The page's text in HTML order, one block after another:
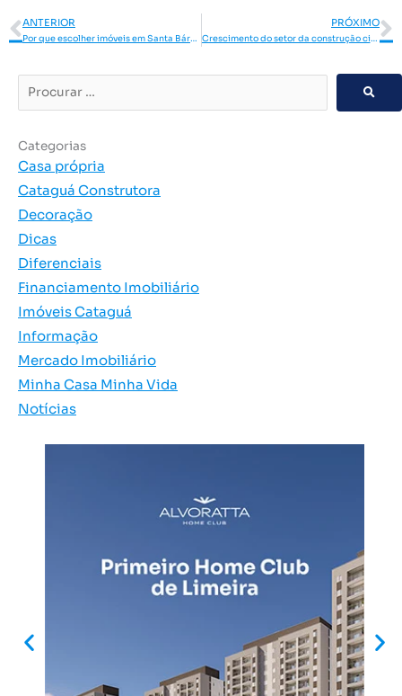
Anterior
ANTERIOR
Por que escolher imóveis em Santa Bárbara d’Oeste?
PRÓXIMO
Crescimento do setor da construção civil favorece compra de imóveis
Procurar
…
Categorias
Casa própria
Cataguá Construtora
Decoração
Dicas
Diferenciais
Financiamento Imobiliário
Imóveis Cataguá
Informação
Mercado Imobiliário
Minha Casa Minha Vida
Notícias